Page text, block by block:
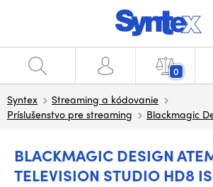
0
Syntex
Streaming a kódovanie
Príslušenstvo pre streaming
Blackmagic
BLACKMAGIC DESIGN
TELEVISION STUDIO HD8